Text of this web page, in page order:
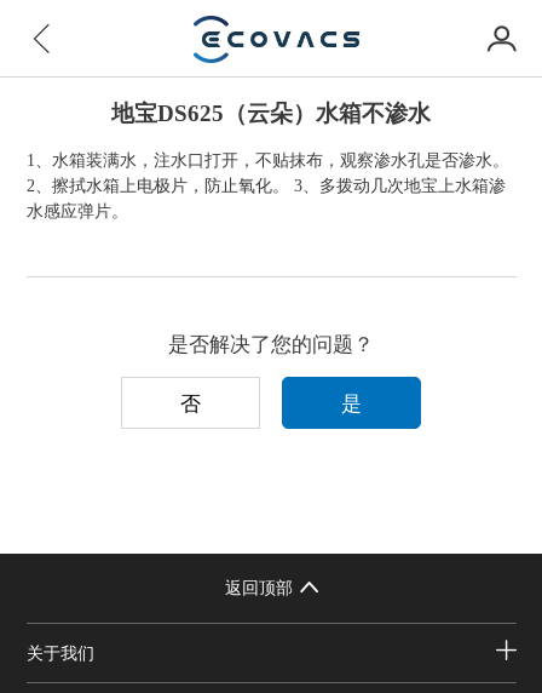
地宝DS625（云朵）水箱不渗水
1、水箱装满水，注水口打开，不贴抹布，观察渗水孔是否渗水。
2、擦拭水箱上电极片，防止氧化。 3、多拨动几次地宝上水箱渗
水感应弹片。
是否解决了您的问题？
否 是
返回顶部
关于我们